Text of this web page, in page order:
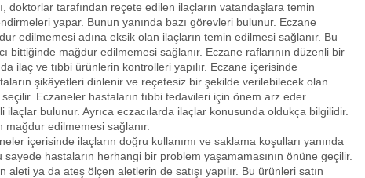
doktorlar tarafından reçete edilen ilaçların vatandaşlara temin
yapar. Bunun yanında bazı görevleri bulunur. Eczane
edilmemesi adına eksik olan ilaçların temin edilmesi sağlanır. Bu
bittiğinde mağdur edilmemesi sağlanır. Eczane raflarının düzenli bir
ilaç ve tıbbi ürünlerin kontrolleri yapılır. Eczane içerisinde
şikâyetleri dinlenir ve reçetesiz bir şekilde verilebilecek olan
Eczaneler hastaların tıbbi tedavileri için önem arz eder.
ilaçlar bulunur. Ayrıca eczacılarda ilaçlar konusunda oldukça bilgilidir.
mağdur edilmemesi sağlanır.
içerisinde ilaçların doğru kullanımı ve saklama koşulları yanında
sayede hastaların herhangi bir problem yaşamamasının önüne geçilir.
aleti ya da ateş ölçen aletlerin de satışı yapılır. Bu ürünleri satın